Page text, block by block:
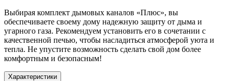
Выбирая комплект дымовых каналов «Плюс», вы
обеспечиваете своему дому надежную защиту от дыма и
угарного газа. Рекомендуем установить его в сочетании с
качественной печью, чтобы насладиться атмосферой уюта и
тепла. Не упустите возможность сделать свой дом более
комфортным и безопасным!
Характеристики